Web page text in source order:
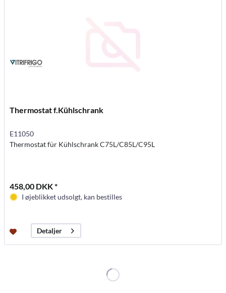
Thermostat f.Kühlschrank
E11050
Thermostat für Kühlschrank C75L/C85L/C95L
458,00 DKK *
I øjeblikket udsolgt, kan bestilles
Detaljer